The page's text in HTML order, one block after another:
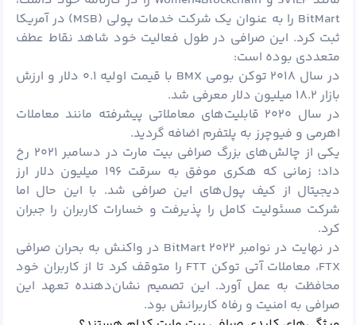
BitMart را به عنوان یک شرکت خدمات پولی (MSB) در آمریکا
ثبت کرد. این صرافی در طول فعالیت خود شاهد نقاط عطف
متعددی بوده است:
در سال ۲۰۱۸ توکن بومی BMX با قیمت اولیه ۰.۱ دلار و ارزش
بازار ۱۸.۲ میلیون دلار معرفی شد.
در سال ۲۰۲۰ قابلیت‌های معاملاتی پیشرفته مانند معاملات
اهرمی و فیوچرز به پلتفرم اضافه گردید.
یکی از چالش‌های بزرگ صرافی بیت مارت در دسامبر ۲۰۲۱ رخ
داد؛ زمانی که هکری موفق به سرقت ۱۹۶ میلیون دلار ارز
دیجیتال از کیف پول‌های این صرافی شد. با این حال اما
شرکت مسئولیت کامل را پذیرفت و خسارات کاربران را جبران
کرد.
در نهایت در نوامبر ۲۰۲۲ BitMart در واکنش به بحران صرافی
FTX، معاملات آتی توکن FTT را متوقف کرد تا از کاربران خود
محافظت به عمل آورد. این تصمیم نشان‌دهنده تعهد این
صرافی به امنیت و رفاه کاربرانش بود.